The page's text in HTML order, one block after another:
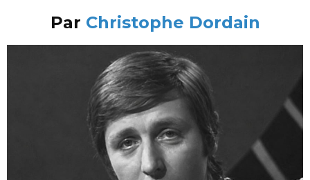
Par Christophe Dordain